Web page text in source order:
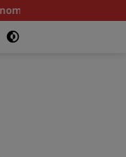
Pusat dan Daerah